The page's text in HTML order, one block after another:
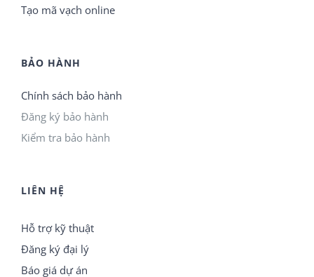
Tạo mã vạch online
BẢO HÀNH
Chính sách bảo hành
Đăng ký bảo hành
Kiểm tra bảo hành
LIÊN HỆ
Hỗ trợ kỹ thuật
Đăng ký đại lý
Báo giá dự án